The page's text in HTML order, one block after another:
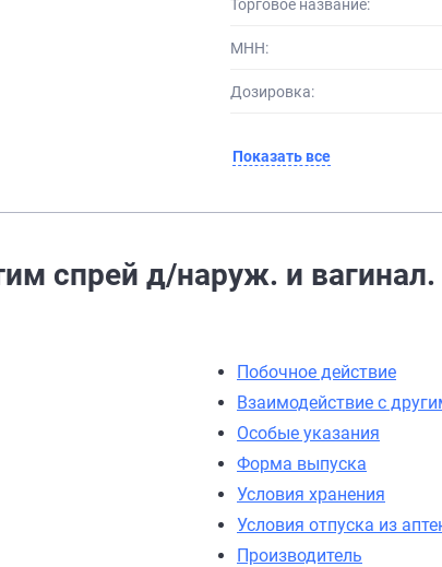
Торговое название:
МНН:
Дозировка:
Показать все
спрей д/наруж. и
Побочное действие
Взаимодействие с
Особые указания
Форма выпуска
Условия хранения
Условия отпуска из
Производитель